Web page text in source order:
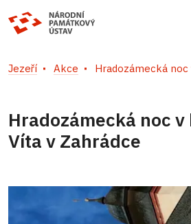
Jezeří Akce Hradozámecká noc
Hradozámecká noc v
Víta v Zahrádce